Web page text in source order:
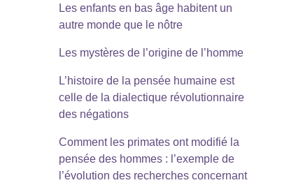
Les enfants en bas âge habitent un
autre monde que le nôtre
Les mystères de l’origine de l’homme
L’histoire de la pensée humaine est
celle de la dialectique révolutionnaire
des négations
Comment les primates ont modifié la
pensée des hommes : l’exemple de
l’évolution des recherches concernant